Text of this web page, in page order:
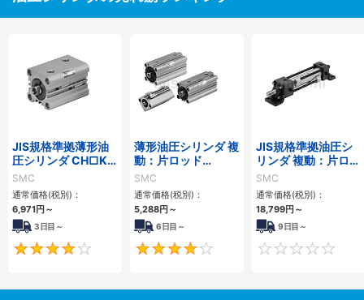
JIS規格準拠薄形油
圧シリンダ CH□KD
シリーズ
SMC
通常価格(税別)：
6,971円 ～
3日目～
4
薄形油圧シリンダ 複
動：片ロッド
CH□QBシリーズ
SMC
通常価格(税別)：
5,288円 ～
6日目～
4
JIS規格準拠油圧シ
リンダ 複動：片ロッ
ド CH2E・CH2F・
CH2G・CH2Hシリ
ーズ
SMC
通常価格(税別)：
18,799円 ～
9日目～